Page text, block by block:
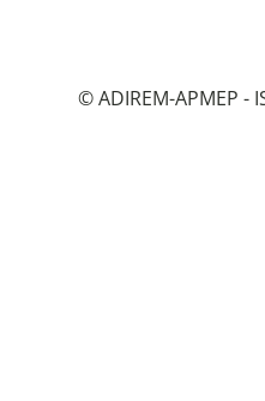
© ADIREM-APMEP -